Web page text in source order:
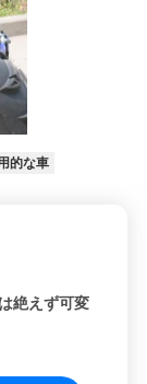
的な車
絶えず可変